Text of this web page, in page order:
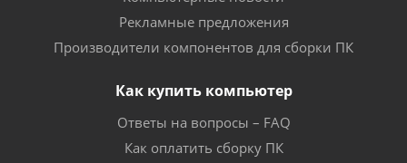
Рекламные предложения
Производители компонентов для сборки ПК
Как купить компьютер
Ответы на вопросы – FAQ
Как оплатить сборку ПК